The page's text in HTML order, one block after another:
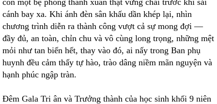
con một bệ phóng thanh xuân thật vững chãi trước khi sải
cánh bay xa. Khi ánh đèn sân khấu dần khép lại, nhìn
chương trình diễn ra thành công vượt cả sự mong đợi —
đầy đủ, an toàn, chỉn chu và vô cùng long trọng, những mệt
mỏi như tan biến hết, thay vào đó, ai nấy trong Ban phụ
huynh đều cảm thấy tự hào, trào dâng niềm mãn nguyện và
hạnh phúc ngập tràn.
Đêm Gala Tri ân và Trưởng thành của học sinh khối 9 niên